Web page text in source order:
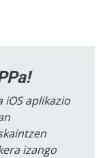
iOS aplikazio
izango